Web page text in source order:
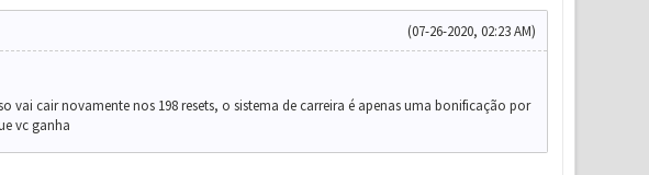
(07-26-2020, 02:23 AM)
vai cair novamente nos 198 resets, o sistema de carreira é apenas uma bonificação por
vc ganha